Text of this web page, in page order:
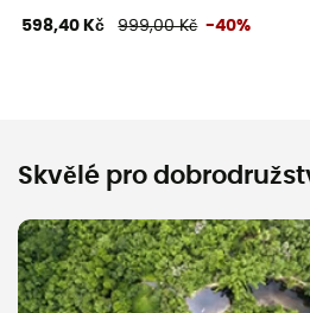
598,40 Kč 999,00 Kč -40%
Skvělé pro